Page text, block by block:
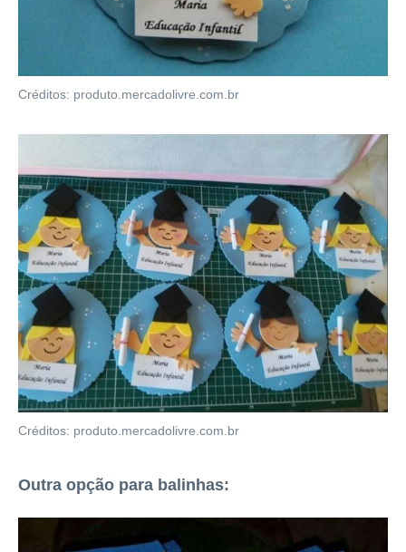
Créditos: produto.mercadolivre.com.br
Créditos: produto.mercadolivre.com.br
Outra opção para balinhas: